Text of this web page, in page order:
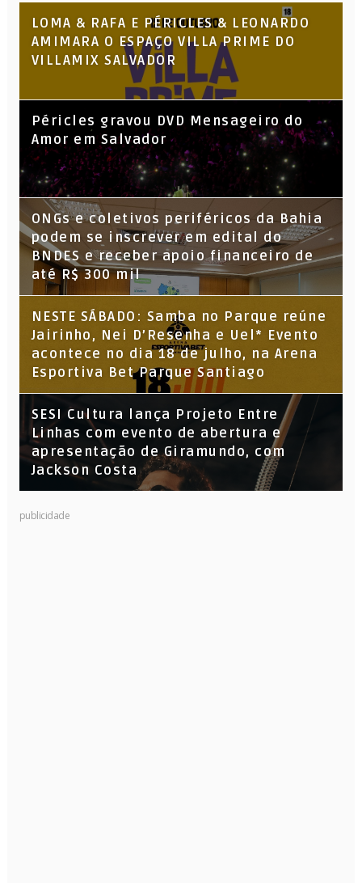
LOMA & RAFA E PÉRICLES & LEONARDO
AMIMARA O ESPAÇO VILLA PRIME DO
VILLAMIX SALVADOR
Péricles gravou DVD Mensageiro do
Amor em Salvador
ONGs e coletivos periféricos da Bahia
podem se inscrever em edital do
BNDES e receber apoio financeiro de
até R$ 300 mil
NESTE SÁBADO: Samba no Parque reúne
Jairinho, Nei D’Resenha e Uel* Evento
acontece no dia 18 de julho, na Arena
Esportiva Bet Parque Santiago
SESI Cultura lança Projeto Entre
Linhas com evento de abertura e
apresentação de Giramundo, com
Jackson Costa
publicidade